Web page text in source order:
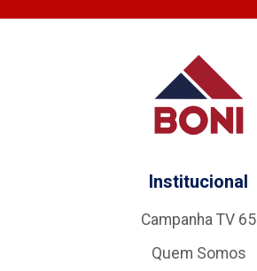
Institucional
Campanha TV 65
Quem Somos